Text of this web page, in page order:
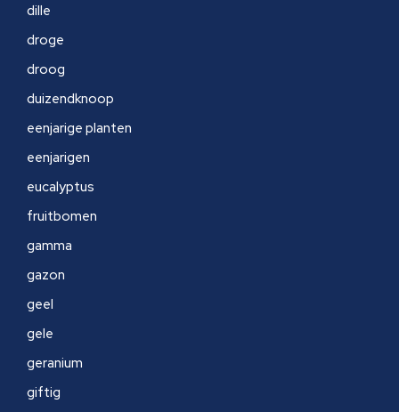
dille
droge
droog
duizendknoop
eenjarige planten
eenjarigen
eucalyptus
fruitbomen
gamma
gazon
geel
gele
geranium
giftig